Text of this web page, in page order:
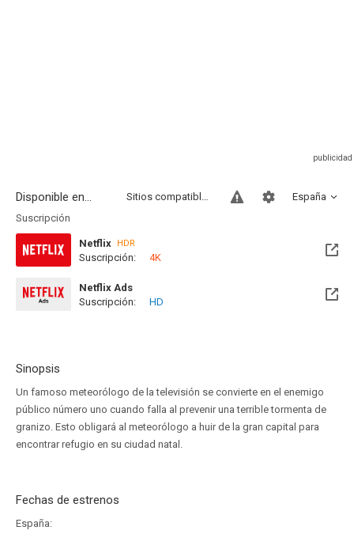
Disponible en... España
Sitios compatibles
Suscripción
Netflix HDR
Suscripción: 4K
Netflix Ads
Suscripción:
HD
Sinopsis
Un famoso meteorólogo de la televisión se convierte en el enemigo
público número uno cuando falla al prevenir una terrible tormenta de
granizo. Esto obligará al meteorólogo a huir de la gran capital para
encontrar refugio en su ciudad natal.
Fechas de estrenos
España: